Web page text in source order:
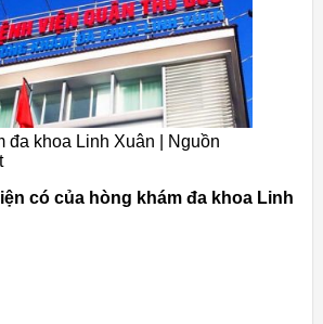
đa khoa Linh Xuân | Nguồn
có của hòng khám đa khoa Linh